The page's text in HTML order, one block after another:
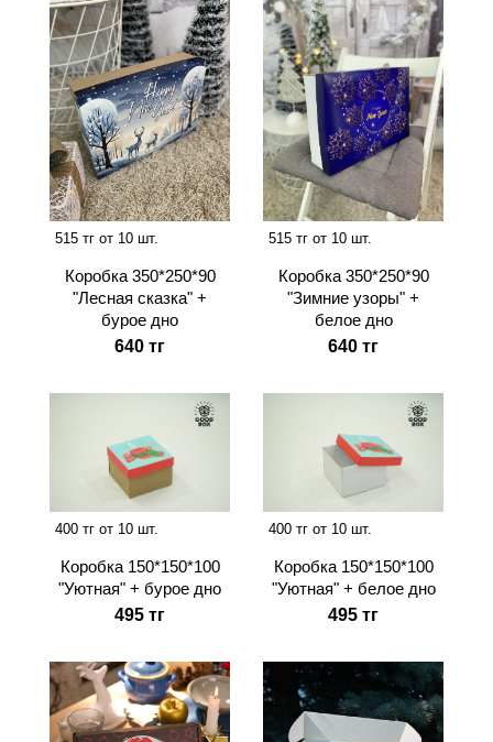
515 тг от 10 шт.
Коробка 350*250*90
"Лесная сказка" +
бурое дно
640 тг
515 тг от 10 шт.
Коробка 350*250*90
"Зимние узоры" +
белое дно
640 тг
400 тг от 10 шт.
Коробка 150*150*100
"Уютная" + бурое дно
495 тг
400 тг от 10 шт.
Коробка 150*150*100
"Уютная" + белое дно
495 тг